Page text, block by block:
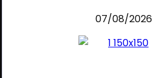
07/08/2026